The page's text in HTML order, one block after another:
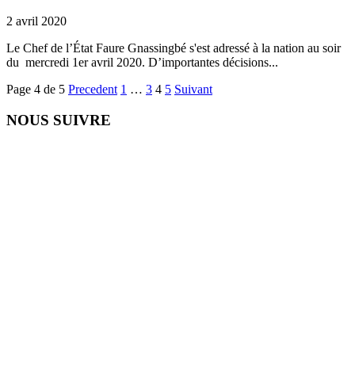
2 avril 2020
Le Chef de l’État Faure Gnassingbé s'est adressé à la nation au soir
du mercredi 1er avril 2020. D’importantes décisions...
Page 4 de 5 Precedent 1 … 3 4 5 Suivant
NOUS SUIVRE